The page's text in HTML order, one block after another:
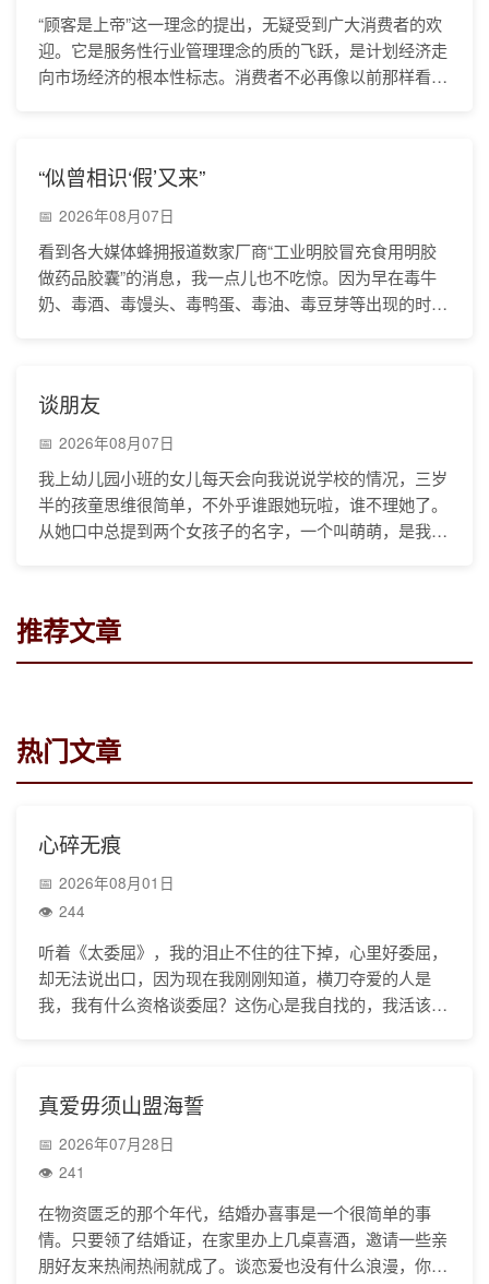
“顾客是上帝”这一理念的提出，无疑受到广大消费者的欢
迎。它是服务性行业管理理念的质的飞跃，是计划经济走
向市场经济的根本性标志。消费者不必再像以前那样看服
“似曾相识‘假’又来”
2026年08月07日
看到各大媒体蜂拥报道数家厂商“工业明胶冒充食用明胶
做药品胶囊”的消息，我一点儿也不吃惊。因为早在毒牛
奶、毒酒、毒馒头、毒鸭蛋、毒油、毒豆芽等出现的时
谈朋友
2026年08月07日
我上幼儿园小班的女儿每天会向我说说学校的情况，三岁
半的孩童思维很简单，不外乎谁跟她玩啦，谁不理她了。
从她口中总提到两个女孩子的名字，一个叫萌萌，是我好
推荐文章
热门文章
心碎无痕
2026年08月01日
244
听着《太委屈》，我的泪止不住的往下掉，心里好委屈，
却无法说出口，因为现在我刚刚知道，横刀夺爱的人是
我，我有什么资格谈委屈？这伤心是我自找的，我活该心
真爱毋须山盟海誓
2026年07月28日
241
在物资匮乏的那个年代，结婚办喜事是一个很简单的事
情。只要领了结婚证，在家里办上几桌喜酒，邀请一些亲
朋好友来热闹热闹就成了。谈恋爱也没有什么浪漫，你情